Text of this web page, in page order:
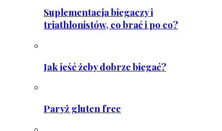
Suplementacja biegaczy i
triathlonistów, co brać i po co?
Jak jeść żeby dobrze biegać?
Paryż gluten free